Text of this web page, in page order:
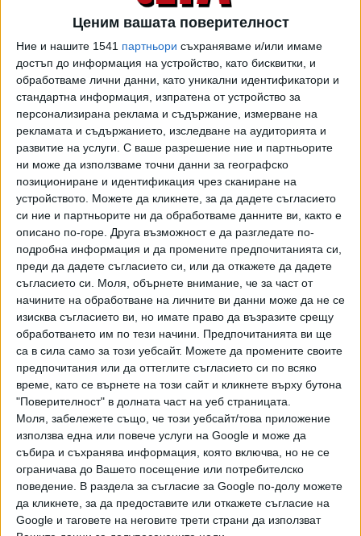
Ценим вашата поверителност
Ние и нашите 1541 партньори съхраняваме и/или имаме
достъп до информация на устройство, като бисквитки, и
обработваме лични данни, като уникални идентификатори и
стандартна информация, изпратена от устройство за
персонализирана реклама и съдържание, измерване на
рекламата и съдържанието, изследване на аудиторията и
развитие на услуги. С ваше разрешение ние и партньорите
ни може да използваме точни данни за географско
позициониране и идентификация чрез сканиране на
устройството. Можете да кликнете, за да дадете съгласието
си ние и партньорите ни да обработваме данните ви, както е
описано по-горе. Друга възможност е да разгледате по-
подробна информация и да промените предпочитанията си,
преди да дадете съгласието си, или да откажете да дадете
съгласието си.
Моля, обърнете внимание, че за част от
начините на обработване на личните ви данни може да не се
изисква съгласието ви, но имате право да възразите срещу
обработването им по тези начини. Предпочитанията ви ще
са в сила само за този уебсайт. Можете да промените своите
предпочитания или да оттеглите съгласието си по всяко
време, като се върнете на този сайт и кликнете върху бутона
"Поверителност" в долната част на уеб страницата.
Моля, забележете също, че този уебсайт/това приложение
използва една или повече услуги на Google и може да
събира и съхранява информация, която включва, но не се
ограничава до Вашето посещение или потребителско
поведение. В раздела за съгласие за Google по-долу можете
да кликнете, за да предоставите или откажете съгласие на
Google и таговете на неговите трети страни да използват
наказателна отговорност на всички лица, спрямо които
биха се събрали доказателства за съпричастност към
смъртта на младия мъж". Нещо, което означава, че ще
има привлечени обвиняеми по случая и търсене на
наказателна отговорност.
Рано сутринта в четвъртък стана ясно, че вътрешният
министър Даниел Митов смята, че има превишаване на
полицейските правомощия при трагичния инцидент, при
който почина 36-годишният Явор Георгиев. "Има
специални техники за сваляне на напрежението, когато
човекът не застрашава околните. От камерите се
вижда, че те не са приложени", каза Митов, който днес е
във Варна, където ще проведе спешно заседание на
МВР.
Той потвърди, че е отстранил директора на ОДП Варна -
ст. комисар Андрей Ангелов и шефа на Второ РУП
Чавдар Нанков, който обаче не е уволнен, а преназначен
в Икономическа полиция. Митов обясни, че процедурата
за уволнение е сложна и трябва да се изминат редица
стъпки, за да не възстанови впоследствие съдът
уволнения.
Часове по-рано стана ясно, че полицаите, които са
задържали Явор Георгиев във Варна, са имали зачислени
боди камери, но не са ги носили и не са ги ползвали. Това
призна на брифинг в морската столица ръководството на
ОДМВР-Варна. Това е нарушение и затова това те са